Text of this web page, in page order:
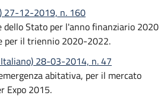
27-12-2019, n. 160
dello Stato per l'anno finanziario 2020
per il triennio 2020-2022.
28-03-2014, n. 47
abitativa, per il mercato
Expo 2015.